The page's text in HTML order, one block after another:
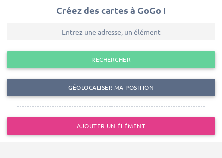
Créez des cartes à GoGo !
RECHERCHER
GÉOLOCALISER MA POSITION
AJOUTER UN ÉLÉMENT